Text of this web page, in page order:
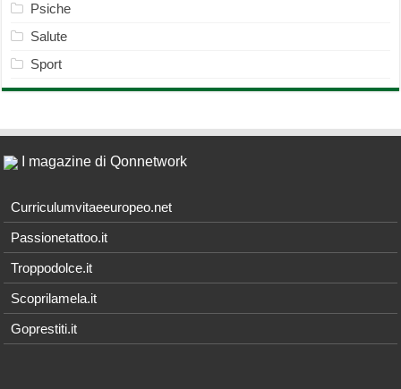
Psiche
Salute
Sport
I magazine di Qonnetwork
Curriculumvitaeeuropeo.net
Passionetattoo.it
Troppodolce.it
Scoprilamela.it
Goprestiti.it